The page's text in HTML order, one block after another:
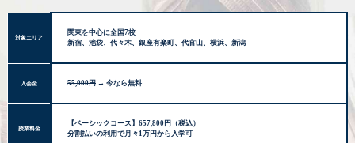
対象エリア
関東を中心に全国7校
新宿、池袋、代々木、銀座有楽町、代官山、横浜、新潟
入会金 55,000円 → 今なら無料
授業料金
【ベーシックコース】657,800円（税込）
分割払いの利用で月々1万円から入学可